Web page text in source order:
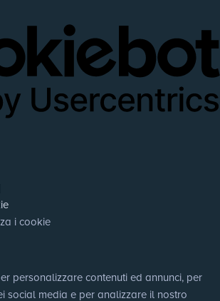
i cookie
personalizzare contenuti ed annunci, per
social media e per analizzare il nostro